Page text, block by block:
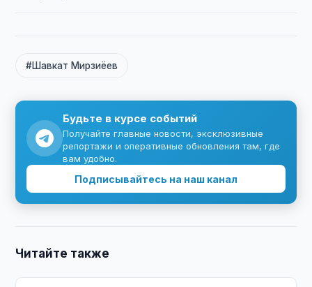
#Шавкат Мирзиёев
Будьте в курсе событий
Получайте главные новости, эксклюзивные
репортажи и оперативные обновления там, где
вам удобно.
Подписывайтесь на наш канал
Читайте также